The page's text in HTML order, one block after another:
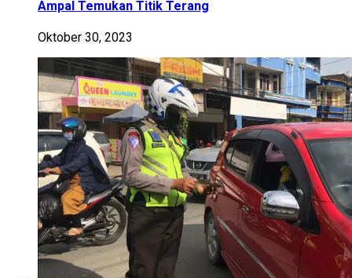
Ampal Temukan Titik Terang
Oktober 30, 2023